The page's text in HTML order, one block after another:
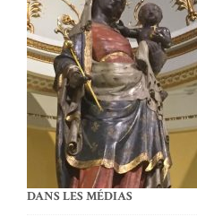
DANS LES MÉDIAS